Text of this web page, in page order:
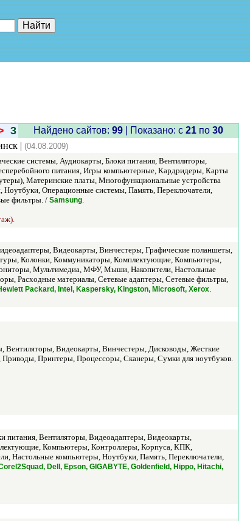
3 Найдено сайтов: 99 | Показано: c 21 по 30
| (04.08.2009)
системы, Аудиокарты, Блоки питания, Вентиляторы,
питания, Игры компьютерные, Кардридеры, Карты
Материнские платы, Многофункциональные устройства
Операционные системы, Память, Переключатели,
фильтры. / Samsung.
Видеокарты, Винчестеры, Графические поланшеты,
Колонки, Коммуникаторы, Комплектующие, Компьютеры,
Мультимедиа, МФУ, Мыши, Накопители, Настольные
Расходные материалы, Сетевые адаптеры, Сетевые фильтры,
Packard, Intel, Kaspersky, Kingston, Microsoft, Xerox.
Вентиляторы, Видеокарты, Винчестеры, Дисководы, Жесткие
Принтеры, Процессоры, Сканеры, Сумки для ноутбуков.
питания, Вентиляторы, Видеоадаптеры, Видеокарты,
Компьютеры, Контроллеры, Корпуса, КПК,
компьютеры, Ноутбуки, Память, Переключатели,
Dell, Epson, GIGABYTE, Goldenfield, Hippo, Hitachi,